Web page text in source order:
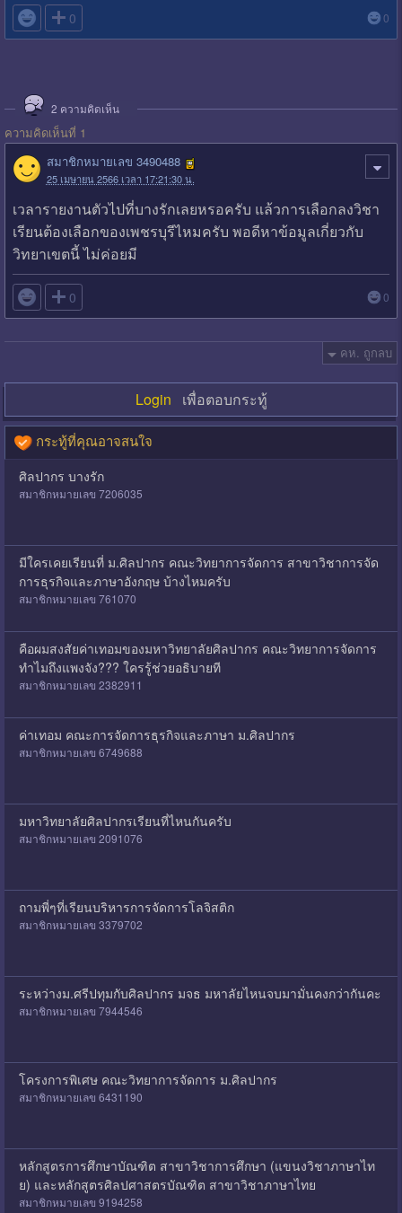
 0 0
2 ความคิดเห็น
ความคิดเห็นที่ 1
สมาชิกหมายเลข 3490488
25 เมษายน 2566 เวลา 17:21:30 น.
เวลารายงานตัวไปที่บางรักเลยหรอครับ แล้วการเลือกลงวิชา
เรียนต้องเลือกของเพชรบุรีไหมครับ พอดีหาข้อมูลเกี่ยวกับ
วิทยาเขตนี้ ไม่ค่อยมี
 0 0
คห. ถูกลบ
Login เพื่อตอบกระทู้
กระทู้ที่คุณอาจสนใจ
ศิลปากร บางรัก
สมาชิกหมายเลข 7206035
มีใครเคยเรียนที่ ม.ศิลปากร คณะวิทยาการจัดการ สาขาวิชาการจัด
การธุรกิจและภาษาอังกฤษ บ้างไหมครับ
สมาชิกหมายเลข 761070
คือผมสงสัยค่าเทอมของมหาวิทยาลัยศิลปากร คณะวิทยาการจัดการ
ทำไมถึงแพงจัง??? ใครรู้ช่วยอธิบายที
สมาชิกหมายเลข 2382911
ค่าเทอม คณะการจัดการธุรกิจและภาษา ม.ศิลปากร
สมาชิกหมายเลข 6749688
มหาวิทยาลัยศิลปากรเรียนที่ไหนกันครับ
สมาชิกหมายเลข 2091076
ถามพี่ๆที่เรียนบริหารการจัดการโลจิสติก
สมาชิกหมายเลข 3379702
ระหว่างม.ศรีปทุมกับศิลปากร มจธ มหาลัยไหนจบมามั่นคงกว่ากันคะ
สมาชิกหมายเลข 7944546
โครงการพิเศษ คณะวิทยาการจัดการ ม.ศิลปากร
สมาชิกหมายเลข 6431190
หลักสูตรการศึกษาบัณฑิต สาขาวิชาการศึกษา (แขนงวิชาภาษาไท
ย) และหลักสูตรศิลปศาสตรบัณฑิต สาขาวิชาภาษาไทย
สมาชิกหมายเลข 9194258